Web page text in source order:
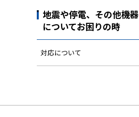
地震や停電、その他機器
についてお困りの時
対応について